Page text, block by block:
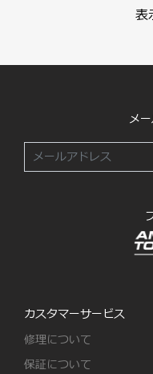
表
メ
カスタマーサービス
修理について
保証について